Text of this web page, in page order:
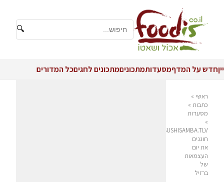
🔍
ייןחדש על המדףמסעדותמתכוניםמתכונים לחגיםכל המדורים
ראשי »
כתבות »
מסעדות
»
SUSHISAMBA.TLV
חוגגים
את יום
העצמאות
של
ברזיל